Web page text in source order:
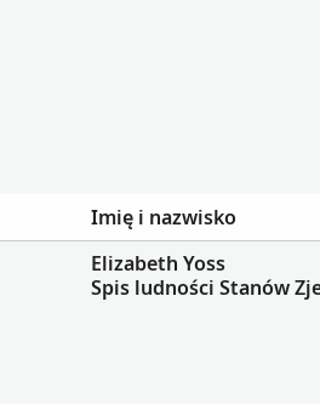
Imię i nazwisko
Elizabeth Yoss
Spis ludności Stanów